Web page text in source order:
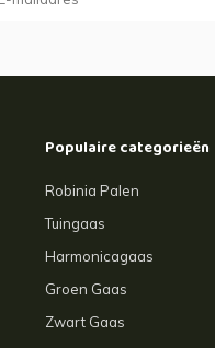
Populaire categorieën
Robinia Palen
Tuingaas
Harmonicagaas
Groen Gaas
Zwart Gaas